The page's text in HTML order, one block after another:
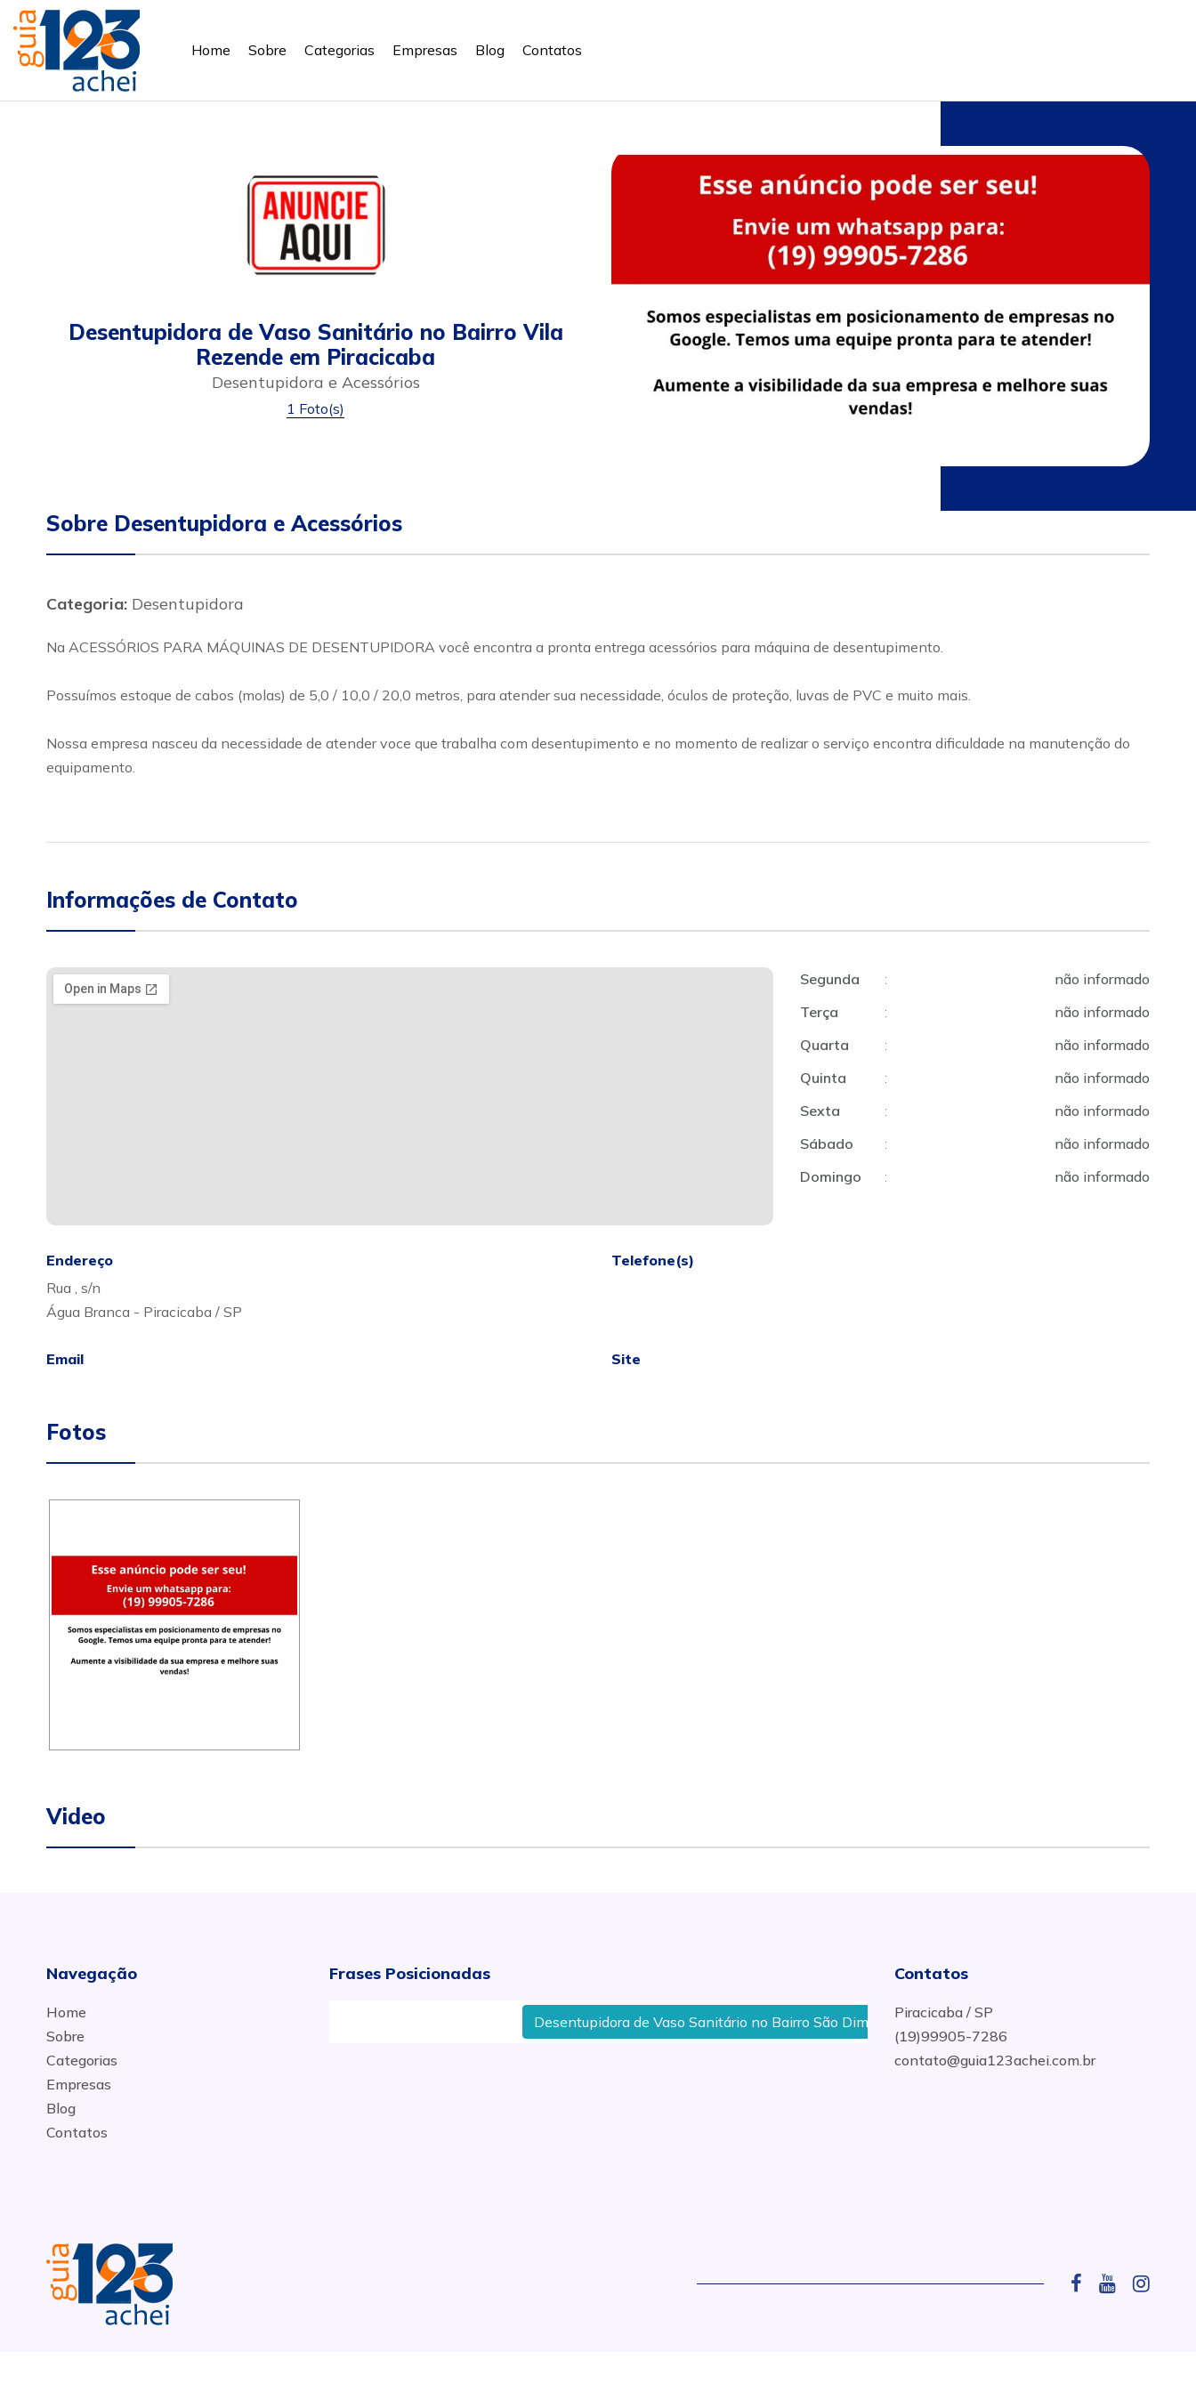
Home Sobre Categorias Empresas Blog Contatos
Desentupidora de Vaso Sanitário no Bairro Vila
Rezende em Piracicaba
Desentupidora e Acessórios
1 Foto(s)
Sobre Desentupidora e Acessórios
Categoria: Desentupidora
Na ACESSÓRIOS PARA MÁQUINAS DE DESENTUPIDORA você encontra a pronta entrega acessórios para máquina de desentupimento.
Possuímos estoque de cabos (molas) de 5,0 / 10,0 / 20,0 metros, para atender sua necessidade, óculos de proteção, luvas de PVC e muito mais.
Nossa empresa nasceu da necessidade de atender voce que trabalha com desentupimento e no momento de realizar o serviço encontra dificuldade na manutenção do
equipamento.
Informações de Contato
Segunda :
não informado
Terça
:
não informado
Quarta
:
não informado
Quinta
:
não informado
Sexta
:
não informado
Sábado
:
não informado
Domingo
: não informado
Endereço
Rua , s/n
Água Branca - Piracicaba / SP
Telefone(s)
Email Site
Fotos
Video
Navegação
Home
Sobre
Categorias
Empresas
Blog
Contatos
Frases Posicionadas
Desentupidora de Vaso Sanitário no Bairro São Dimas em Piracicaba
Contatos
Piracicaba / SP
(19)99905-7286
contato@guia123achei.com.br